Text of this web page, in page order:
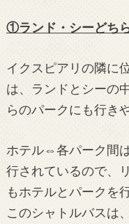
①ランド・シーどち
イクスピアリの隣に
は、ランドとシーの
らのパークにも行き
ホテル⇔各パーク間
行されているので、
もホテルとパークを
このシャトルバスは